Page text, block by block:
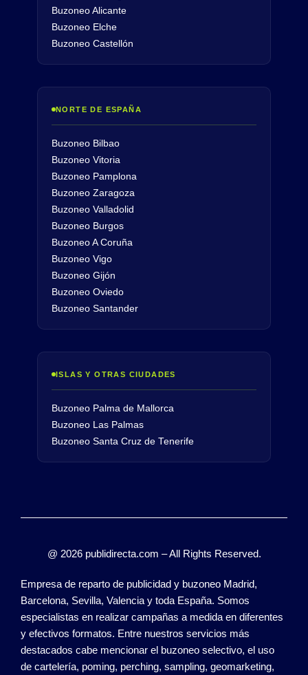
Buzoneo Alicante
Buzoneo Elche
Buzoneo Castellón
NORTE DE ESPAÑA
Buzoneo Bilbao
Buzoneo Vitoria
Buzoneo Pamplona
Buzoneo Zaragoza
Buzoneo Valladolid
Buzoneo Burgos
Buzoneo A Coruña
Buzoneo Vigo
Buzoneo Gijón
Buzoneo Oviedo
Buzoneo Santander
ISLAS Y OTRAS CIUDADES
Buzoneo Palma de Mallorca
Buzoneo Las Palmas
Buzoneo Santa Cruz de Tenerife
@ 2026 publidirecta.com – All Rights Reserved.
Empresa de reparto de publicidad y buzoneo Madrid,
Barcelona, Sevilla, Valencia y toda España. Somos
especialistas en realizar campañas a medida en diferentes
y efectivos formatos. Entre nuestros servicios más
destacados cabe mencionar el buzoneo selectivo, el uso
de cartelería, poming, perching, sampling, geomarketing,